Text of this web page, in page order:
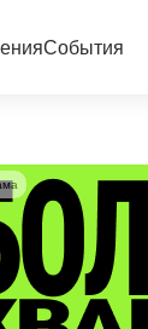
События